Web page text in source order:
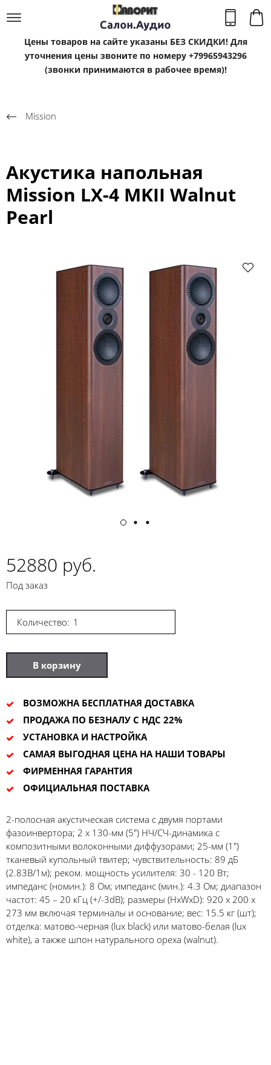
Цены товаров на сайте указаны БЕЗ СКИДКИ! Для
уточнения цены звоните по номеру +79965943296
(звонки принимаются в рабочее время)!
Mission
Акустика напольная
Mission LX-4 MKII Walnut
Pearl
52880 руб.
Под заказ
Количество:
В корзину
ВОЗМОЖНА БЕСПЛАТНАЯ ДОСТАВКА
ПРОДАЖА ПО БЕЗНАЛУ С НДС 22%
УСТАНОВКА И НАСТРОЙКА
САМАЯ ВЫГОДНАЯ ЦЕНА НА НАШИ ТОВАРЫ
ФИРМЕННАЯ ГАРАНТИЯ
ОФИЦИАЛЬНАЯ ПОСТАВКА
2-полосная акустическая система с двумя портами
фазоинвертора; 2 х 130-мм (5") НЧ/СЧ-динамика с
композитными волоконными диффузорами; 25-мм (1")
тканевый купольный твитер; чувствительность: 89 дБ
(2.83В/1м); реком. мощность усилителя: 30 - 120 Вт;
импеданс (номин.): 8 Ом; импеданс (мин.): 4.3 Ом; диапазон
частот: 45 – 20 кГц (+/-3dB); размеры (HxWxD): 920 x 200 x
273 мм включая терминалы и основание; вес: 15.5 кг (шт);
отделка: матово-черная (lux black) или матово-белая (lux
white), а также шпон натурального ореха (walnut).